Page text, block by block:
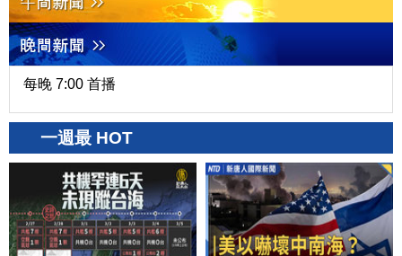
每晚 7:00 首播
一週最 HOT